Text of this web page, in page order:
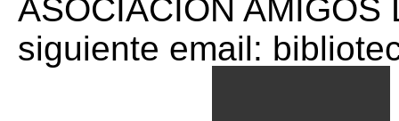
ASOCIACIÓN AMIGOS
siguiente email: